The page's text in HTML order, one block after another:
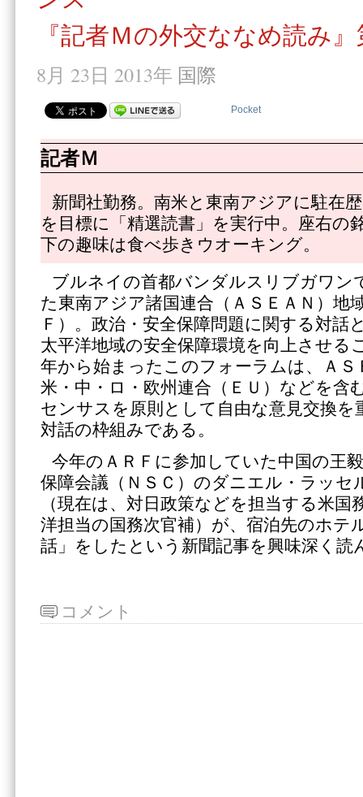
『記者Ｍの外交ななめ読み
8月 23日 2013年 国際
Pocket
記者Ｍ
新聞社勤務。南米と東南アジアに駐在
を目標に「精選読書」を実行中。座右の
下の趣味は食べ歩きウオーキング。
ブルネイの首都バンダルスリブガワン
た東南アジア諸国連合（ＡＳＥＡＮ）地
Ｆ）。政治・安全保障問題に関する対話
太平洋地域の安全保障環境を向上させる
年から始まったこのフォーラムは、ＡＳ
米・中・ロ・欧州連合（ＥＵ）などを含
センサスを原則として自由な意見交換を
対話の枠組みである。
今年のＡＲＦに参加していた中国の王
保障会議（ＮＳＣ）のダニエル・ラッセ
（現在は、対日政策などを担当する米国
洋担当の国務次官補）が、宿泊先のホテ
話」をしたという新聞記事を興味深く読
コメント